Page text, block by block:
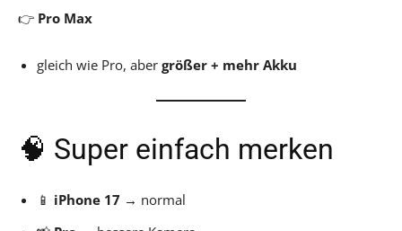
👉 Pro Max
gleich wie Pro, aber größer + mehr Akku
🧠 Super einfach merken
📱 iPhone 17 → normal